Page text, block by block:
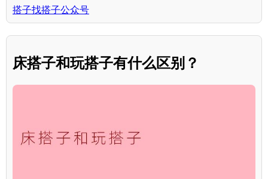
搭子找搭子公众号
床搭子和玩搭子有什么区别？